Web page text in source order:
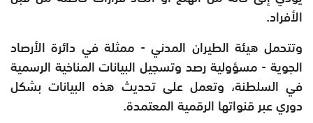
الأفراد.
وتتحمل هيئة الطيران المدني - ممثلة في دائرة الأرصاد
الجوية - مسؤولية رصد وتسجيل البيانات المناخية الرسمية
في السلطنة، وتعمل على تحديث هذه البيانات بشكل
دوري عبر قنواتها الرقمية المعتمدة.